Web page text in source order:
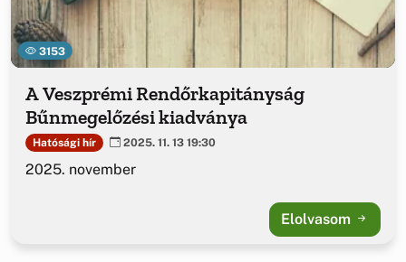
3153
A Veszprémi Rendőrkapitányság
Bűnmegelőzési kiadványa
Hatósági hír 2025. 11. 13 19:30
2025. november
Elolvasom